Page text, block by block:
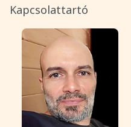
Kapcsolattartó